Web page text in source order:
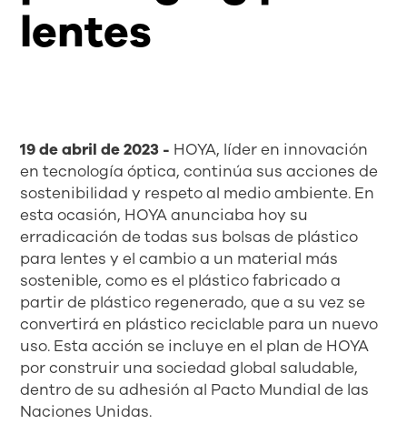
lentes
19 de abril de 2023 - HOYA, líder en innovación
en tecnología óptica, continúa sus acciones de
sostenibilidad y respeto al medio ambiente. En
esta ocasión, HOYA anunciaba hoy su
erradicación de todas sus bolsas de plástico
para lentes y el cambio a un material más
sostenible, como es el plástico fabricado a
partir de plástico regenerado, que a su vez se
convertirá en plástico reciclable para un nuevo
uso. Esta acción se incluye en el plan de HOYA
por construir una sociedad global saludable,
dentro de su adhesión al Pacto Mundial de las
Naciones Unidas.